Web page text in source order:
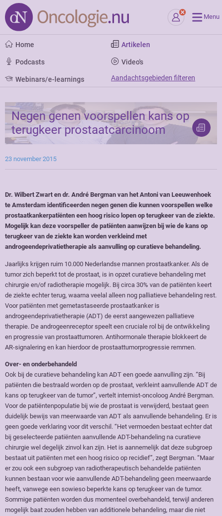
Menu
Home Artikelen
Podcasts Video's
Webinars/e-learnings Aandachtsgebieden filteren
Negen genen voorspellen kans op
terugkeer prostaatcarcinoom
23 november 2015
Dr. Wilbert Zwart en dr. André Bergman van het Antoni van Leeuwenhoek
te Amsterdam identificeerden negen genen die kunnen voorspellen welke
prostaatkankerpatiënten een hoog risico lopen op terugkeer van de ziekte.
Mogelijk kan deze voorspeller de patiënten aanwijzen bij wie de kans op
terugkeer van de ziekte kan worden verkleind met
androgeendeprivatietherapie als aanvulling op curatieve behandeling.
Jaarlijks krijgen ruim 10.000 Nederlandse mannen prostaatkanker. Als de
tumor zich beperkt tot de prostaat, is in opzet curatieve behandeling met
chirurgie en/of radiotherapie mogelijk. Bij circa 30% van de patiënten keert
de ziekte echter terug, waarna veelal alleen nog palliatieve behandeling rest.
Voor patiënten met gemetastaseerde prostaatkanker is
androgeendeprivatietherapie (ADT) de eerst aangewezen palliatieve
therapie. De androgeenreceptor speelt een cruciale rol bij de ontwikkeling
en progressie van prostaattumoren. Antihormonale therapie blokkeert de
AR-signalering en kan hierdoor de prostaattumorprogressie remmen.
Over- en onderbehandeld
Ook bij de curatieve behandeling kan ADT een goede aanvulling zijn. “Bij
patiënten die bestraald worden op de prostaat, verkleint aanvullende ADT de
kans op terugkeer van de tumor”, vertelt internist-oncoloog André Bergman.
Voor de patiëntenpopulatie bij wie de prostaat is verwijderd, bestaat geen
duidelijk bewijs van meerwaarde van ADT als aanvullende behandeling. Er is
geen goede verklaring voor dit verschil. “Het vermoeden bestaat echter dat
bij geselecteerde patiënten aanvullende ADT-behandeling na curatieve
chirurgie wel degelijk zinvol kan zijn. Het is aannemelijk dat deze subgroep
bestaat uit patiënten met een hoog risico op recidief”, zegt Bergman. “Maar
er zou ook een subgroep van radiotherapeutisch behandelde patiënten
kunnen bestaan voor wie aanvullende ADT-behandeling geen meerwaarde
heeft, vanwege een sowieso beperkte kans op terugkeer van de tumor.
Sommige patiënten worden dus momenteel overbehandeld, terwijl anderen
mogelijk baat zouden hebben van additionele behandeling, maar die niet